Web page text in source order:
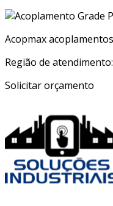
Acopmax acoplamentos
Região de
Solicitar orçamento